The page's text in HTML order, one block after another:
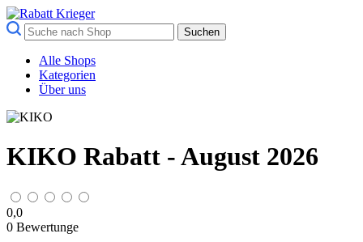
Suchen
Alle Shops
Kategorien
Über uns
KIKO Rabatt - August 2026
0,0
0 Bewertunge